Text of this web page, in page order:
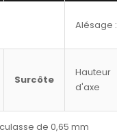
Alésage :
Surcôte
Hauteur
d'axe
de 0,65 mm